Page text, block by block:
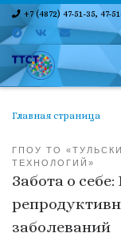
Skip to content
+7 (4872) 47-51-35, 47-
Главная страница
ГПОУ ТО
ТЕХНОЛОГИЙ»
Забота о
заболеваний